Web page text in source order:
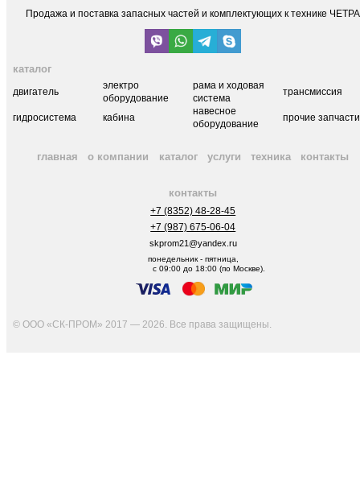
Продажа и поставка запасных частей и комплектующих к технике ЧЕТРА
каталог
двигатель
электро
оборудование
рама и ходовая
система
трансмиссия
гидросистема кабина
навесное
оборудование
прочие запчасти
главная о компании каталог услуги техника контакты
контакты
+7 (8352) 48-28-45
+7 (987) 675-06-04
skprom21@yandex.ru
понедельник - пятница,
с 09:00 до 18:00 (по Москве).
© ООО «СК-ПРОМ» 2017 — 2026. Все права защищены